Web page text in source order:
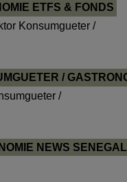
ETFS & FONDS
Konsumgueter /
/
/
NEWS SENEGAL